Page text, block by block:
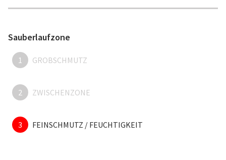
Sauberlaufzone
1 GROBSCHMUTZ
2 ZWISCHENZONE
3 FEINSCHMUTZ / FEUCHTIGKEIT